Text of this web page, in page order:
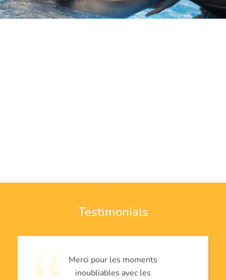
Testimonials
Merci pour les moments
inoubliables avec les